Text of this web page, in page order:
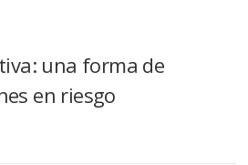
una forma de
en riesgo